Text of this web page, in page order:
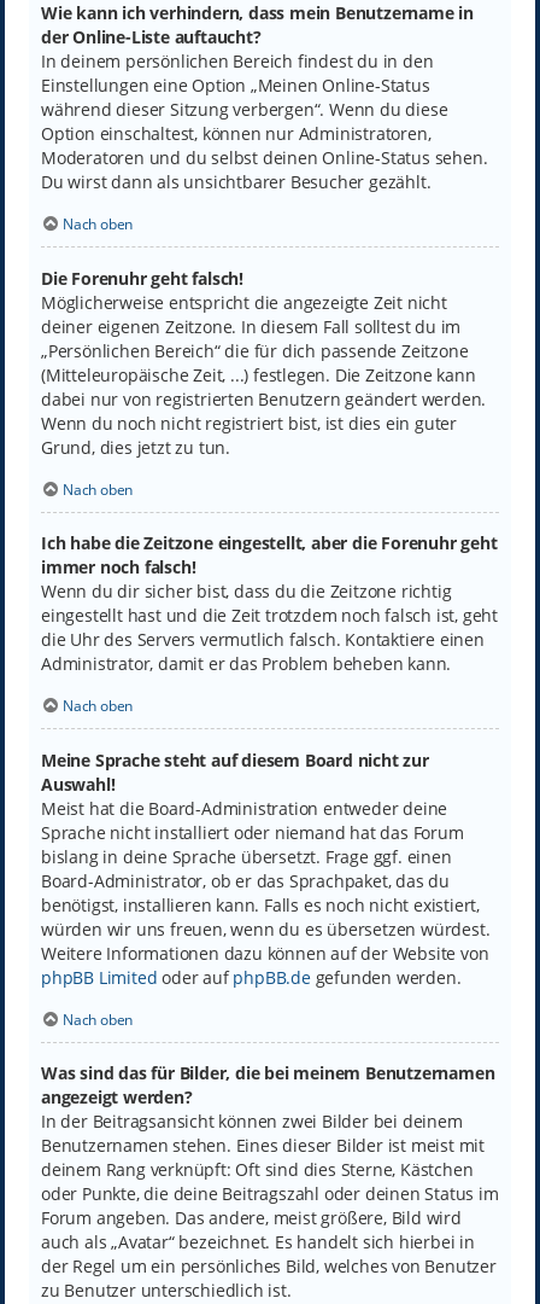
Wie kann ich verhindern, dass mein Benutzername in
der Online-Liste auftaucht?
In deinem persönlichen Bereich findest du in den
Einstellungen eine Option „Meinen Online-Status
während dieser Sitzung verbergen“. Wenn du diese
Option einschaltest, können nur Administratoren,
Moderatoren und du selbst deinen Online-Status sehen.
Du wirst dann als unsichtbarer Besucher gezählt.
Nach oben
Die Forenuhr geht falsch!
Möglicherweise entspricht die angezeigte Zeit nicht
deiner eigenen Zeitzone. In diesem Fall solltest du im
„Persönlichen Bereich“ die für dich passende Zeitzone
(Mitteleuropäische Zeit, ...) festlegen. Die Zeitzone kann
dabei nur von registrierten Benutzern geändert werden.
Wenn du noch nicht registriert bist, ist dies ein guter
Grund, dies jetzt zu tun.
Nach oben
Ich habe die Zeitzone eingestellt, aber die Forenuhr geht
immer noch falsch!
Wenn du dir sicher bist, dass du die Zeitzone richtig
eingestellt hast und die Zeit trotzdem noch falsch ist, geht
die Uhr des Servers vermutlich falsch. Kontaktiere einen
Administrator, damit er das Problem beheben kann.
Nach oben
Meine Sprache steht auf diesem Board nicht zur
Auswahl!
Meist hat die Board-Administration entweder deine
Sprache nicht installiert oder niemand hat das Forum
bislang in deine Sprache übersetzt. Frage ggf. einen
Board-Administrator, ob er das Sprachpaket, das du
benötigst, installieren kann. Falls es noch nicht existiert,
würden wir uns freuen, wenn du es übersetzen würdest.
Weitere Informationen dazu können auf der Website von
phpBB Limited oder aufphpBB.degefunden werden.
Nach oben
Was sind das für Bilder, die bei meinem Benutzernamen
angezeigt werden?
In der Beitragsansicht können zwei Bilder bei deinem
Benutzernamen stehen. Eines dieser Bilder ist meist mit
deinem Rang verknüpft: Oft sind dies Sterne, Kästchen
oder Punkte, die deine Beitragszahl oder deinen Status im
Forum angeben. Das andere, meist größere, Bild wird
auch als „Avatar“ bezeichnet. Es handelt sich hierbei in
der Regel um ein persönliches Bild, welches von Benutzer
zu Benutzer unterschiedlich ist.